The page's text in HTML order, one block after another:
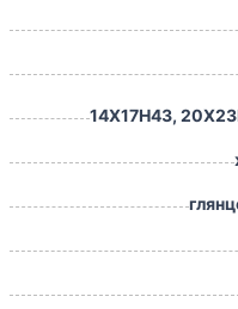
14Х17Н43,